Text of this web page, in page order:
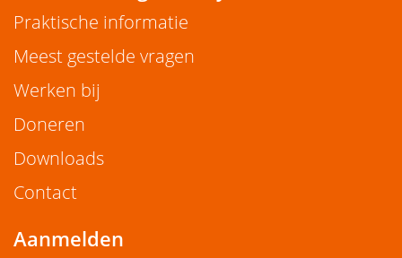
Praktische informatie
Meest gestelde vragen
Werken bij
Doneren
Downloads
Contact
Aanmelden